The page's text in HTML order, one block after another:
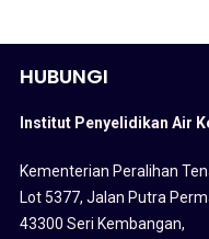
HUBUNGI
Institut Penyelidikan Air
Kementerian Peralihan
Lot 5377, Jalan Putra
43300 Seri Kembangan,